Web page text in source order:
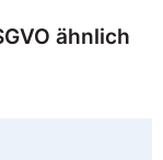
ähnlich